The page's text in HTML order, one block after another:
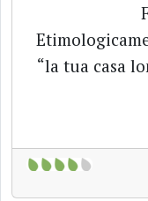
“la tua casa